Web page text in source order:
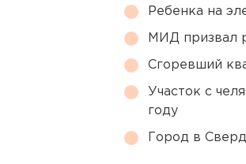
Ребенка на
МИД призвал
Сгоревший
Участок с
году
Город в